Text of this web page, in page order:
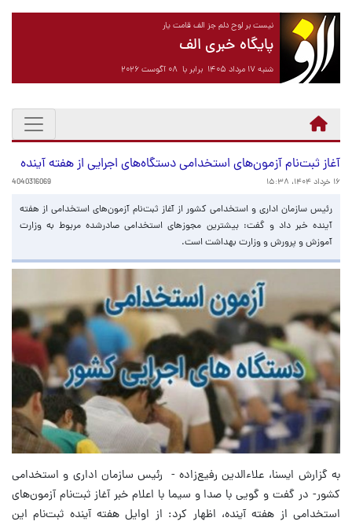
نیست بر لوح دلم جز الف قامت یار
پایگاه خبری الف
شنبه ۱۷ مرداد ۱۴۰۵ برابر با ۰۸ آگوست ۲۰۲۶
آغاز ثبت‌نام آزمون‌های استخدامی دستگاه‌های اجرایی از هفته آینده
۱۶ خرداد ۱۴۰۴، ۱۵:۳۸ 4040316069
رئیس سازمان اداری و استخدامی کشور از آغاز ثبت‌نام آزمون‌های استخدامی از هفته
آینده خبر داد و گفت: بیشترین مجوزهای استخدامی صادرشده مربوط به وزارت
آموزش و پرورش و وزارت بهداشت است.
به گزارش ایسنا، علاءالدین رفیع‌زاده - رئیس سازمان اداری و استخدامی
کشور- در گفت و گویی با صدا و سیما با اعلام خبر آغاز ثبت‌نام آزمون‌های
استخدامی از هفته آینده، اظهار کرد: از اوایل هفته آینده ثبت‌نام این